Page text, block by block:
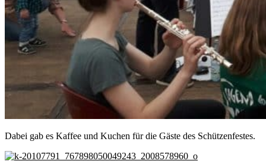
Dabei gab es Kaffee und Kuchen für die Gäste des Schützenfestes.